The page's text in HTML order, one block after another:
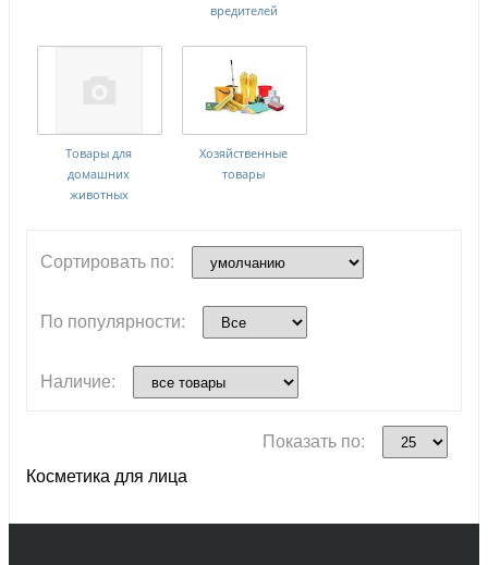
вредителей
Товары для
домашних
животных
Хозяйственные
товары
Сортировать по:
По популярности:
Наличие:
Показать по:
Косметика для лица